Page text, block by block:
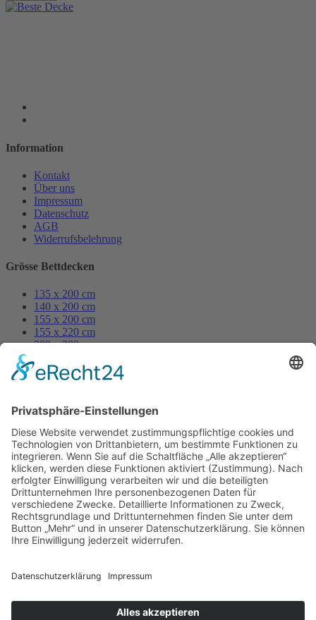
Information
Kontakt
Über uns
Impressum
Datenschutz
AGB
Widerrufsbelehrung
Grösse Bettdecken
135 x 200 cm
140 x 200 cm
155 x 200 cm
155 x 220 cm
200 x 200 cm
80 x 80 cm
70 x 90 cm
40 x 80 cm
40 x 60 cm
60 x 80 cm
35 x 40 cm
50 x 50 cm
40 x 40 cm
© 2023 Beste Decke – All rights reserved
KB WebStudio